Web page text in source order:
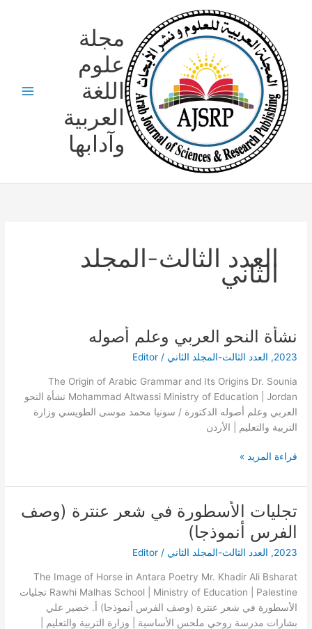
مجلة
علوم
اللغة
العربية
وآدابها
العدد الثالث-المجلد
الثاني
نشأة النحو العربي وعلم أصوله
2023
, العدد الثالث-المجلد الثاني /
Editor
The Origin of Arabic Grammar and Its Origins Dr. Sounia
Mohammad Altwassi Ministry of Education | Jordan نشأة النحو
العربي وعلم أصوله الدكتورة / سونيا محمد موسى الطويسي وزارة
التربية والتعليم | الأردن
نشأة
العربي
وعلم
أصوله
قراءة المزيد »
تجليات الأسطورة في شعر عنترة (وصف
الفرس أنموذجا)
2023
, العدد الثالث-المجلد الثاني /
Editor
The Image of Horse in Antara Poetry Mr. Khadir Ali Bsharat
Rawhi Malhas School | Ministry of Education | Palestine تجليات
الأسطورة في شعر عنترة (وصف الفرس أنموذجا) أ. خضير علي
بشارات مدرسة روحي ملحس الأساسية | وزارة التربية والتعليم |
تجليات
الأسطورة
في
شعر
الفرس
أنموذجا)